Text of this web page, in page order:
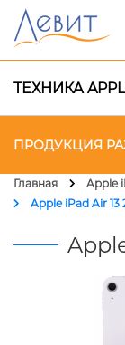
ТЕХНИКА
ПРОДУКЦИЯ
Чехлы
Акустика
Генераторы и
Главная
Apple
Apple iPad Air 13